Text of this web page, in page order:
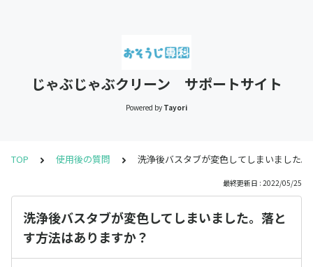
じゃぶじゃぶクリーン サポートサイト
Powered by Tayori
TOP 使用後の質問 洗浄後バスタブが変色してしまいました
最終更新日 : 2022/05/25
洗浄後バスタブが変色してしまいました。落と
す方法はありますか？